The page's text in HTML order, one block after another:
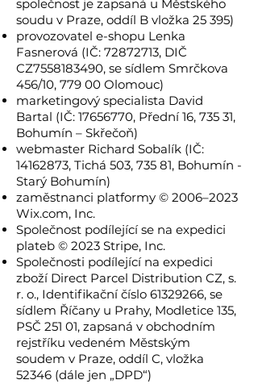
společnost je zapsaná u Městského
soudu v Praze, oddíl B vložka 25 395)
provozovatel e-shopu Lenka
Fasnerová (IČ: 72872713, DIČ
CZ7558183490, se sídlem Smrčkova
456/10, 779 00 Olomouc)
marketingový specialista David
Bartal (IČ: 17656770, Přední 16, 735 31,
Bohumín – Skřečoň)
webmaster Richard Sobalík (IČ:
14162873, Tichá 503, 735 81, Bohumín -
Starý Bohumín)
zaměstnanci platformy © 2006–2023
Wix.com, Inc.
Společnost podílející se na expedici
plateb © 2023 Stripe, Inc.
Společnosti podílející na expedici
zboží Direct Parcel Distribution CZ, s.
r. o., Identifikační číslo 61329266, se
sídlem Říčany u Prahy, Modletice 135,
PSČ 251 01, zapsaná v obchodním
rejstříku vedeném Městským
soudem v Praze, oddíl C, vložka
52346 (dále jen „DPD“)